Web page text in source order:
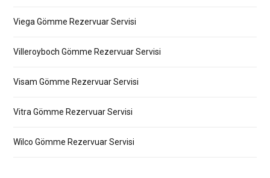
Viega Gömme Rezervuar Servisi
Villeroyboch Gömme Rezervuar Servisi
Visam Gömme Rezervuar Servisi
Vitra Gömme Rezervuar Servisi
Wilco Gömme Rezervuar Servisi